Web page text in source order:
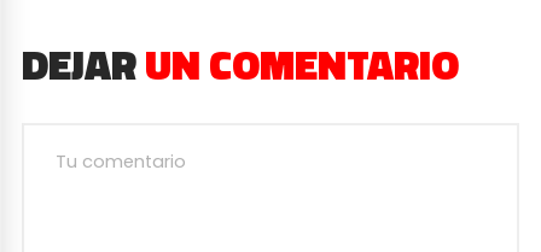
DEJARUN COMENTARIO